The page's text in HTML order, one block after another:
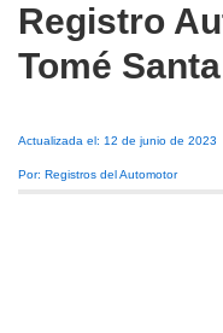
Registro
Tomé
Actualizada el: 12 de junio de 2023
Por: Registros del Automotor